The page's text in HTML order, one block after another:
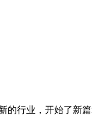
行业，开始了新